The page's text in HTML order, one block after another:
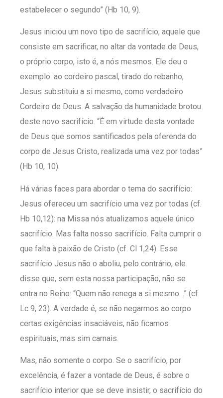
estabelecer o segundo” (Hb 10, 9).
Jesus iniciou um novo tipo de sacrifício, aquele que
consiste em sacrificar, no altar da vontade de Deus,
o próprio corpo, isto é, a nós mesmos. Ele deu o
exemplo: ao cordeiro pascal, tirado do rebanho,
Jesus substituiu a si mesmo, como verdadeiro
Cordeiro de Deus. A salvação da humanidade brotou
deste novo sacrifício. “É em virtude desta vontade
de Deus que somos santificados pela oferenda do
corpo de Jesus Cristo, realizada uma vez por todas”
(Hb 10, 10).
Há várias faces para abordar o tema do sacrifício:
Jesus ofereceu um sacrifício uma vez por todas (cf.
Hb 10,12): na Missa nós atualizamos aquele único
sacrifício. Mas falta nosso sacrifício. Falta cumprir o
que falta à paixão de Cristo (cf. Cl 1,24). Esse
sacrifício Jesus não o aboliu, pelo contrário, ele
disse que, sem esta nossa participação, não se
entra no Reino: “Quem não renega a si mesmo…” (cf.
Lc 9, 23). A verdade é, se não negarmos ao corpo
certas exigências insaciáveis, não ficamos
espirituais, mas sim carnais.
Mas, não somente o corpo. Se o sacrifício, por
excelência, é fazer a vontade de Deus, é sobre o
sacrifício interior que se deve insistir, o sacrifício do